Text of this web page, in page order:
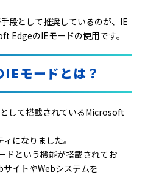
段として推奨しているのが、IE
EdgeのIEモードの使用です。
モードとは？
して搭載されているMicrosoft
になりました。
ドという機能が搭載されてお
サイトやWebシステムを